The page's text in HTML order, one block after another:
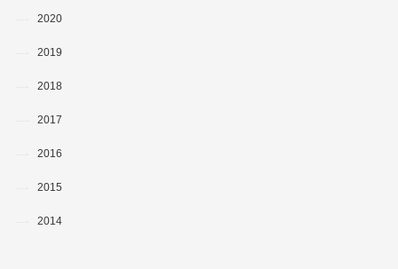
2020
2019
2018
2017
2016
2015
2014